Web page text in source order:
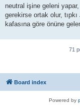
neutral işine geleni
gerekirse ortak olur,
kafasına göre önüne
71
Board index
Powered by